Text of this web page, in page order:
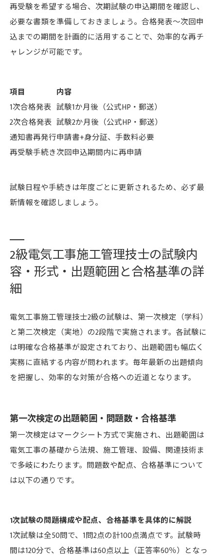
再受験を希望する場合、次期試験の申込期間を確認し、
必要な書類を準備しておきましょう。合格発表～次回申
込までの期間を計画的に活用することで、効率的な再チ
ャレンジが可能です。
項目
内容
1次合格発表 試験1か月後（公式HP・郵送）
2次合格発表 試験2か月後（公式HP・郵送）
通知書再発行申請書+身分証、手数料必要
再受験手続き次回申込期間内に再申請
試験日程や手続きは年度ごとに更新されるため、必ず最
新情報を確認しましょう。
2級電気工事施工管理技士の試験内
容・形式・出題範囲と合格基準の詳
細
電気工事施工管理技士2級の試験は、第一次検定（学科）
と第二次検定（実地）の2段階で実施されます。各試験に
は明確な合格基準が設定されており、出題範囲も幅広く
実務に直結する内容が問われます。毎年最新の出題傾向
を把握し、効率的な対策が合格への近道となります。
第一次検定の出題範囲・問題数・合格基準
第一次検定はマークシート方式で実施され、出題範囲は
電気工事の基礎から法規、施工管理、設備、関連技術ま
で多岐にわたります。問題数や配点、合格基準について
は以下の通りです。
1次試験の問題構成や配点、合格基準を具体的に解説
1次試験は全50問で、1問2点の計100点満点です。試験時
間は120分で、合格基準は60点以上（正答率60％）となっ